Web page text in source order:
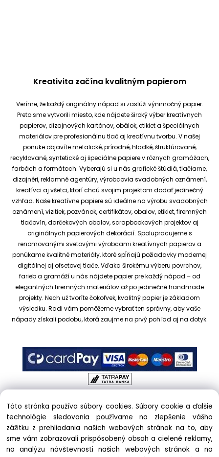
Kreativita začína kvalitným papierom
Veríme, že každý originálny nápad si zaslúži výnimočný papier.
Preto sme vytvorili miesto, kde nájdete široký výber kreatívnych
papierov, dizajnových kartónov, obálok, etikiet a špeciálnych
materiálov pre profesionálnu tlač aj kreatívnu tvorbu. V našej
ponuke objavíte metalické, prírodné, hladké, štruktúrované,
recyklované, syntetické aj špeciálne papiere v rôznych gramážach,
farbách a formátoch. Vyberajú si u nás grafické štúdiá, tlačiarne,
dizajnéri, reklamné agentúry, výrobcovia svadobných oznámení,
kreatívci aj všetci, ktorí chcú svojim projektom dodať jedinečný
vzhľad. Naše kreatívne papiere sú ideálne na výrobu svadobných
oznámení, vizitiek, pozvánok, certifikátov, obalov, etikiet, firemných
tlačovín, darčekových obalov, scrapbookových projektov aj
originálnych papierových dekorácií. Spolupracujeme s
renomovanými svetovými výrobcami kreatívnych papierov a
ponúkame kvalitné materiály, ktoré spĺňajú požiadavky modernej
digitálnej aj ofsetovej tlače. Vďaka širokému výberu povrchov,
farieb a gramáží u nás nájdete papier pre každý nápad – od
elegantných firemných materiálov až po jedinečné handmade
projekty. Nech už tvoríte čokoľvek, kvalitný papier je základom
výsledku. Radi vám pomôžeme vybrať ten správny, aby vaše
nápady získali podobu, ktorá zaujme na prvý pohľad aj na dotyk.
Copyright © 2017 kreativnypapier.sk, All rights reserved |
hajekova@kreativnypapier.sk| Beckovská 38/A, 831 04
Bratislava
Odstúpenie od zmluvy:
Táto stránka používa súbory cookies. Súbory cookie a ďalšie
technológie sledovania používame na zlepšenie vášho
zážitku z prehliadania našich webových stránok na to, aby
sme vám zobrazovali prispôsobený obsah a cielené reklamy,
na analýzu návštevnosti našich webových stránok a na